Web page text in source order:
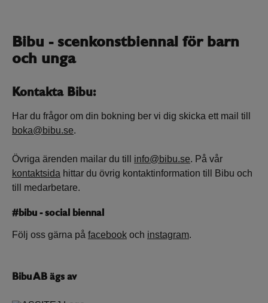
Bibu - scenkonstbiennal för barn
och unga
Kontakta Bibu:
Har du frågor om din bokning ber vi dig skicka ett mail till
boka@bibu.se.
Övriga ärenden mailar du till info@bibu.se. På vår
kontaktsida hittar du övrig kontaktinformation till Bibu och
till medarbetare.
#bibu - social biennal
Följ oss gärna på facebook och instagram.
Bibu AB ägs av